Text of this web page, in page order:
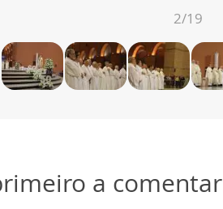
2/19
a comentar